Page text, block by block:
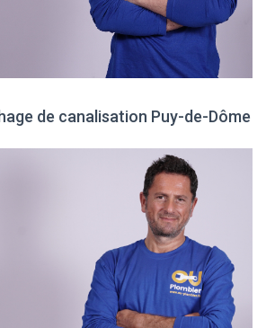
de canalisation Puy-de-Dôme